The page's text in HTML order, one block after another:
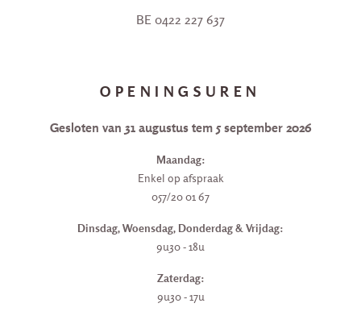
BE 0422 227 637
OPENINGSUREN
Gesloten van 31 augustus tem 5 september 2026
Maandag:
Enkel op afspraak
057/20 01 67
Dinsdag, Woensdag, Donderdag & Vrijdag:
9u30 - 18u
Zaterdag:
9u30 - 17u